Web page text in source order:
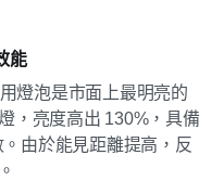
能
燈泡是市面上最明亮的
，亮度高出 130%，具備
由於能見距離提高，反